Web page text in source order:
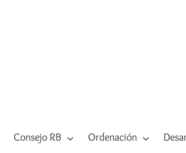
Consejo RB Ordenación